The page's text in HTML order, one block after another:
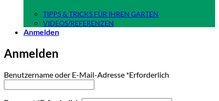
TIPPS & TRICKS FÜR IHREN GARTEN
VIDEOS/REFERENZEN
Anmelden
Anmelden
Benutzername oder E-Mail-Adresse *Erforderlich